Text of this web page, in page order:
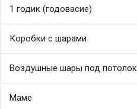
1 годик (годовасие)
Коробки с шарами
Воздушные шары под потолок
Маме